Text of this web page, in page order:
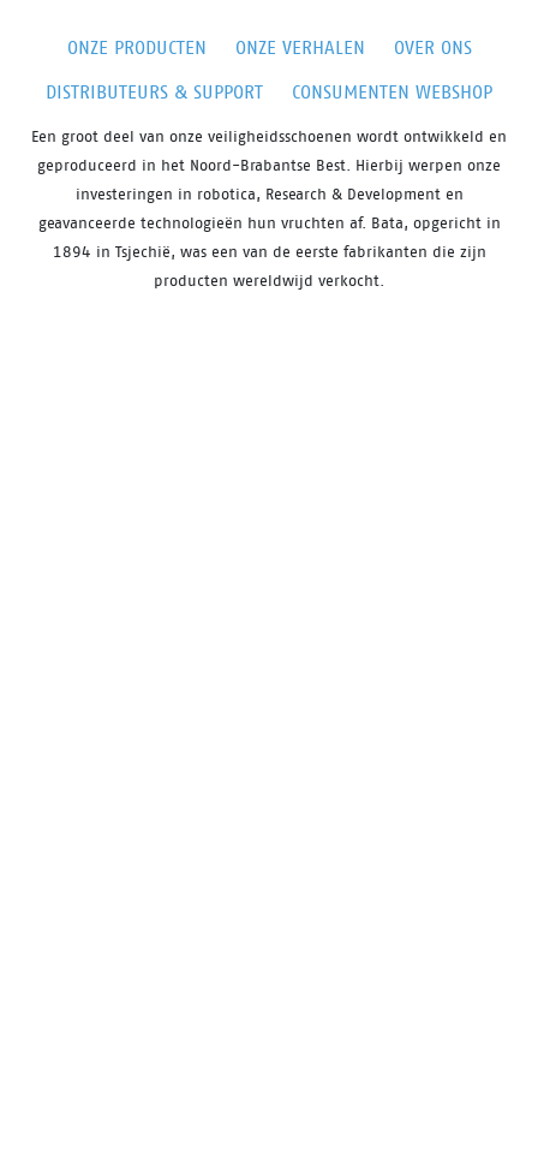
ONZE PRODUCTEN ONZE VERHALEN
OVER ONS
DISTRIBUTEURS & SUPPORT
CONSUMENTEN WEBSHOP
Een groot deel van onze veiligheidsschoenen wordt ontwikkeld en
geproduceerd in het Noord-Brabantse Best. Hierbij werpen onze
investeringen in robotica, Research & Development en
geavanceerde technologieën hun vruchten af. Bata, opgericht in
1894 in Tsjechië, was een van de eerste fabrikanten die zijn
producten wereldwijd verkocht.